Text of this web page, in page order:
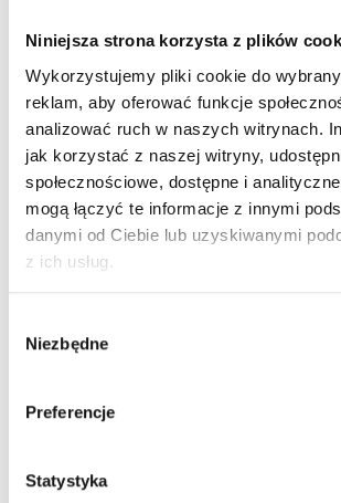
Niniejsza strona korzysta z plików
Wykorzystujemy pliki cookie do
reklam, aby oferować funkcje
analizować ruch w naszych witrynach.
jak korzystać z naszej witryny,
społecznościowe, dostępne i
mogą łączyć te informacje z innymi
danymi od Ciebie lub uzyskiwanymi
z ich usług.
zgody
Niezbędne
Preferencje
Statystyka
Ask for the details of
Name: *
Email: *
Company: